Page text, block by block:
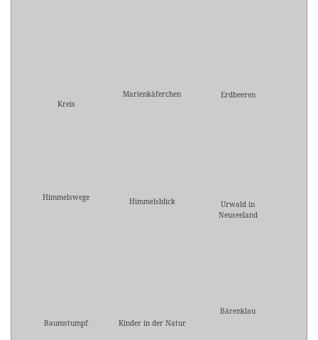
Kreis
Marienkäferchen Erdbeeren
Himmelswege Himmelsblick
Urwald in
Neuseeland
Baumstumpf Kinder in der Natur
Bärenklau